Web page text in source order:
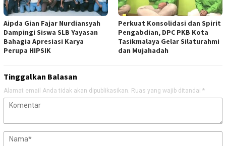
Aipda Gian Fajar Nurdiansyah
Dampingi Siswa SLB Yayasan
Bahagia Apresiasi Karya
Perupa HIPSIK
Perkuat Konsolidasi dan Spirit
Pengabdian, DPC PKB Kota
Tasikmalaya Gelar Silaturahmi
dan Mujahadah
Tinggalkan Balasan
Alamat email Anda tidak akan dipublikasikan. Ruas yang wajib ditandai *